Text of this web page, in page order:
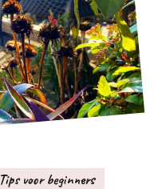
Tips voor beginners